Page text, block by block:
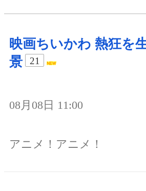
映画ちいかわ 熱狂を
景
21
08月08日 11:00
アニメ！アニメ！